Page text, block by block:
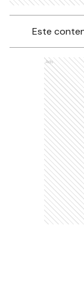
Este
Ads